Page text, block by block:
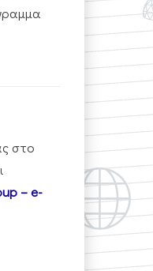
στο
– e-